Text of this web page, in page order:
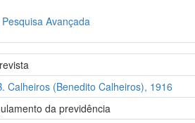
Pesquisa Avançada
Calheiros (Benedito Calheiros), 1916
da previdência